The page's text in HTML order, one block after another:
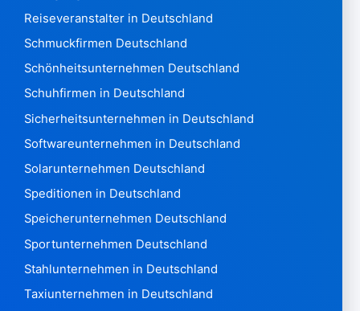
Nigeria 12.993
Norfolk2
Nördliche Marianen211
Norwegen 1.824.843
Pakistan 8.300
Panama6.182
Papua-Neuguinea790
Paraguay2.074
Philippinen 659,101
Polen 4,774,490
Portugal 708.139
Qatar8.131
Reiseveranstalter in Deutschland
Schmuckfirmen Deutschland
Schönheitsunternehmen Deutschland
Schuhfirmen in Deutschland
Sicherheitsunternehmen in Deutschland
Softwareunternehmen in Deutschland
Solarunternehmen Deutschland
Speditionen in Deutschland
Speicherunternehmen Deutschland
Sportunternehmen Deutschland
Stahlunternehmen in Deutschland
Taxiunternehmen in Deutschland